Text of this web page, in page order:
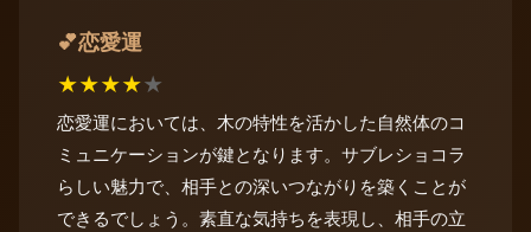
💕恋愛運
★★★★★
恋愛運においては、木の特性を活かした自然体のコ
ミュニケーションが鍵となります。サブレショコラ
らしい魅力で、相手との深いつながりを築くことが
できるでしょう。素直な気持ちを表現し、相手の立